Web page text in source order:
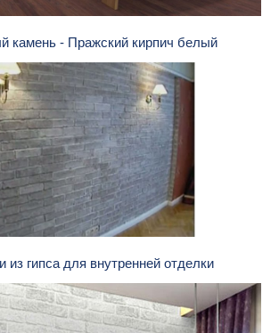
камень - Пражский кирпич белый
из гипса для внутренней отделки